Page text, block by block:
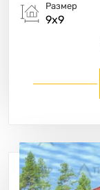
Размер
9х9